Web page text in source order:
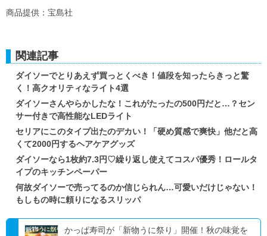
商品提供：宝島社
関連記事
ダイソーでとりあえず買っとくべき！値段を知ったらきっと驚
く！高クオリティなライト4選
ダイソーさんやらかしたな！これがたったの500円だと…？セン
サー付きで高性能なLEDライト
セリアにこのタイプ出たのデカい！「硬め質感で爽快」他だと高
くて2000円するヘアケアグッズ
ダイソーなら1枚約7.3円♡繰り返し使えてコスパ優秀！ロールタ
イプのキッチンペーパー
何故ダイソーで売ってるのか信じられん…可愛いだけじゃない！
もしもの時に頼りになるスリッパ
かっぱ寿司が「新物うに祭り」開催！秋の味覚を